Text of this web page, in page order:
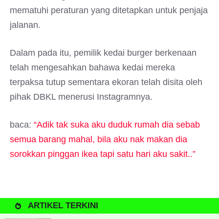
mematuhi peraturan yang ditetapkan untuk penjaja
jalanan.
Dalam pada itu, pemilik kedai burger berkenaan
telah mengesahkan bahawa kedai mereka
terpaksa tutup sementara ekoran telah disita oleh
pihak DBKL menerusi Instagramnya.
baca: “Adik tak suka aku duduk rumah dia sebab
semua barang mahal, bila aku nak makan dia
sorokkan pinggan ikea tapi satu hari aku sakit..”
ARTIKEL TERKINI